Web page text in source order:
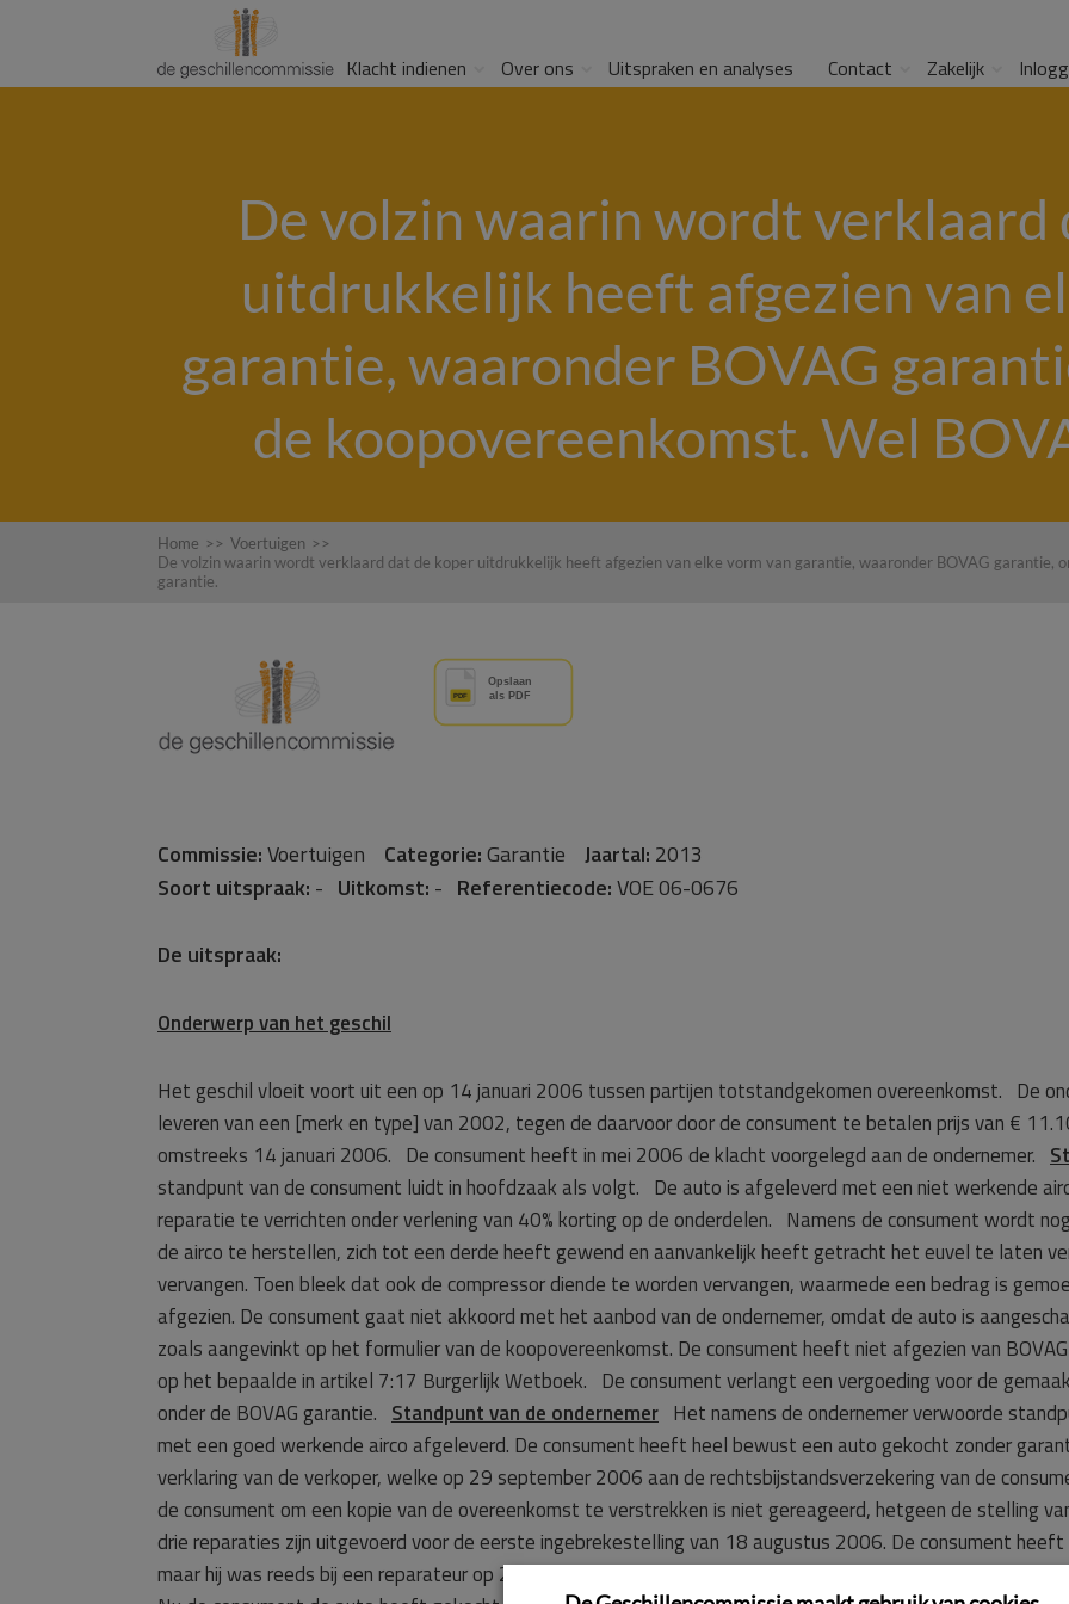
Klacht indienen Over ons Uitspraken en analyses Contact Zakelijk
De volzin waarin wordt verklaard
uitdrukkelijk heeft afgezien van
garantie, waaronder BOVAG
de koopovereenkomst. Wel
Home >> Voertuigen >>
De volzin waarin wordt verklaard dat de koper uitdrukkelijk heeft afgezien van elke vorm van garantie, waaronder BOVAG garantie,
garantie.
Commissie:Voertuigen Categorie:Garantie Jaartal: 2013
Soort uitspraak: - Uitkomst: - Referentiecode:VOE 06-0676
De uitspraak:
Onderwerp van het geschil
Het geschil vloeit voort uit een op 14 januari 2006 tussen partijen totstandgekomen overeenkomst. De
leveren van een [merk en type] van 2002, tegen de daarvoor door de consument te betalen prijs van €
omstreeks 14 januari 2006. De consument heeft in mei 2006 de klacht voorgelegd aan de ondernemer.
standpunt van de consument luidt in hoofdzaak als volgt. De auto is afgeleverd met een niet werkende
reparatie te verrichten onder verlening van 40% korting op de onderdelen. Namens de consument wordt
de airco te herstellen, zich tot een derde heeft gewend en aanvankelijk heeft getracht het euvel te laten
vervangen. Toen bleek dat ook de compressor diende te worden vervangen, waarmede een bedrag is
afgezien. De consument gaat niet akkoord met het aanbod van de ondernemer, omdat de auto is
zoals aangevinkt op het formulier van de koopovereenkomst. De consument heeft niet afgezien van
op het bepaalde in artikel 7:17 Burgerlijk Wetboek. De consument verlangt een vergoeding voor de
onder de BOVAG garantie. Standpunt van de ondernemer Het namens de ondernemer verwoorde
met een goed werkende airco afgeleverd. De consument heeft heel bewust een auto gekocht zonder
verklaring van de verkoper, welke op 29 september 2006 aan de rechtsbijstandsverzekering van de
de consument om een kopie van de overeenkomst te verstrekken is niet gereageerd, hetgeen de stelling
drie reparaties zijn uitgevoerd voor de eerste ingebrekestelling van 18 augustus 2006. De consument
maar hij was reeds bij een reparateur op 26 juni 2006, terwijl de brief van [de rechtsbijstandsverzekering]